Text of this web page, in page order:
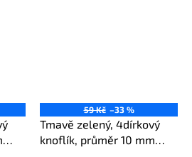
59 Kč –33 %
Tmavě zelený, 4dírkový
knoflík, průměr 10 mm